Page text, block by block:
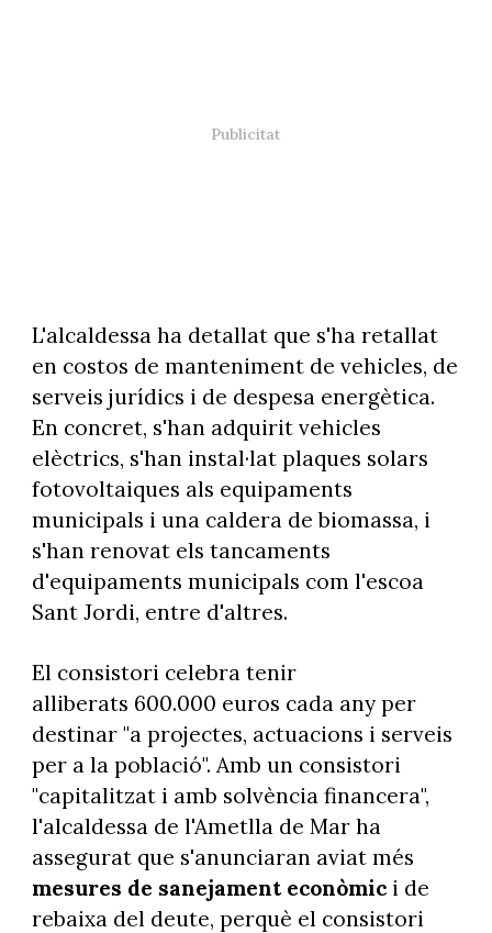
L'alcaldessa ha detallat que s'ha retallat
en costos de manteniment de vehicles, de
serveis jurídics i de despesa energètica.
En concret, s'han adquirit vehicles
elèctrics, s'han instal·lat plaques solars
fotovoltaiques als equipaments
municipals i una caldera de biomassa, i
s'han renovat els tancaments
d'equipaments municipals com l'escoa
Sant Jordi, entre d'altres.
El consistori celebra tenir
alliberats 600.000 euros cada any per
destinar "a projectes, actuacions i serveis
per a la població". Amb un consistori
"capitalitzat i amb solvència financera",
l'alcaldessa de l'Ametlla de Mar ha
assegurat que s'anunciaran aviat més
mesures de sanejament econòmici de
rebaixa del deute, perquè el consistori